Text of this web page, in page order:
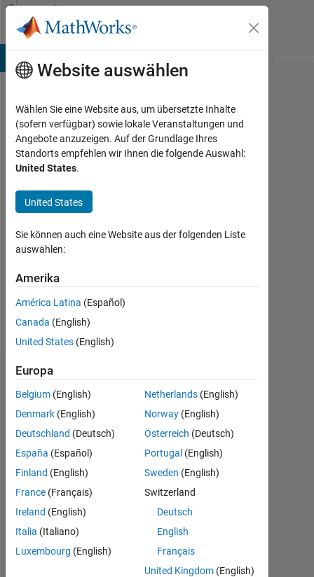
Weiter zum Inhalt
Community
Profile
Tuan
Last
seen: 7
Monate
vor
0
2
Follow
Dashboard
Feeds
Website auswählen
Wählen Sie eine Website aus, um übersetzte Inhalte
(sofern verfügbar) sowie lokale Veranstaltungen und
Angebote anzuzeigen. Auf der Grundlage Ihres
Standorts empfehlen wir Ihnen die folgende Auswahl:
United States.
United States
Sie können auch eine Website aus der folgenden Liste
auswählen:
Amerika
América Latina (Español)
Canada (English)
United States (English)
Europa
Belgium (English)
Denmark (English)
Deutschland (Deutsch)
España (Español)
Finland (English)
France (Français)
Ireland (English)
Italia (Italiano)
Luxembourg (English)
Netherlands (English)
Norway (English)
Österreich (Deutsch)
Portugal (English)
Sweden (English)
Switzerland
Deutsch
English
Français
United Kingdom (English)